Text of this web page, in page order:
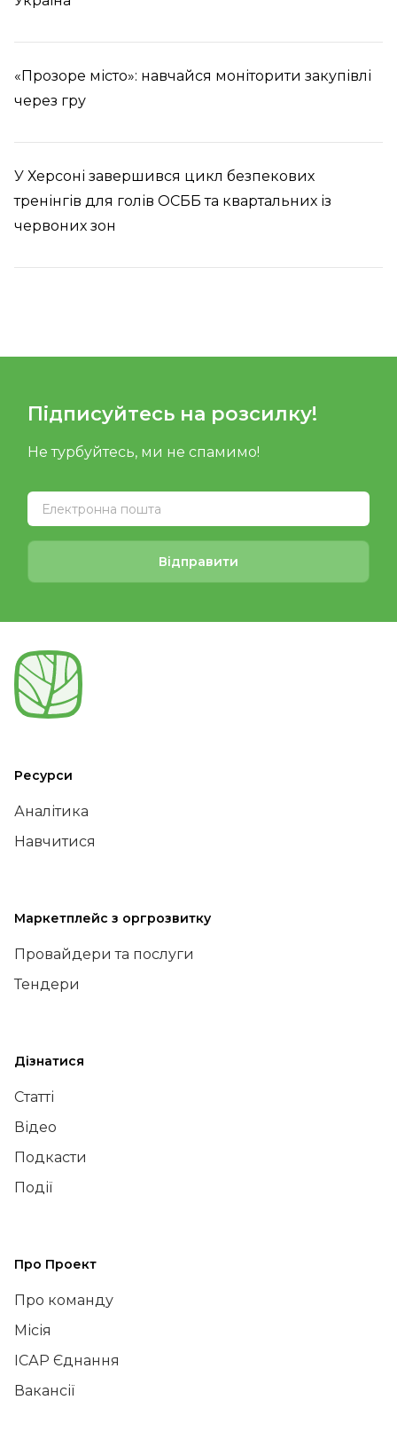
«Прозоре місто»: навчайся моніторити закупівлі
через гру
У Херсоні завершився цикл безпекових
тренінгів для голів ОСББ та квартальних із
червоних зон
Підписуйтесь на розсилку!
Не турбуйтесь, ми не спамимо!
Відправити
Ресурси
Аналітика
Навчитися
Маркетплейс з оргрозвитку
Провайдери та послуги
Тендери
Дізнатися
Статті
Відео
Подкасти
Події
Про Проект
Про команду
Місія
ІСАР Єднання
Вакансії